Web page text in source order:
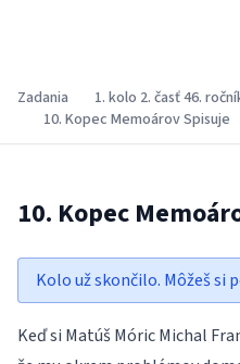
Zadania
1. kolo 2. časť 46.
10. Kopec Memoárov Spisuje
10. Kopec
Kolo už skončilo. Môžeš si
Keď si Matúš Móric Michal